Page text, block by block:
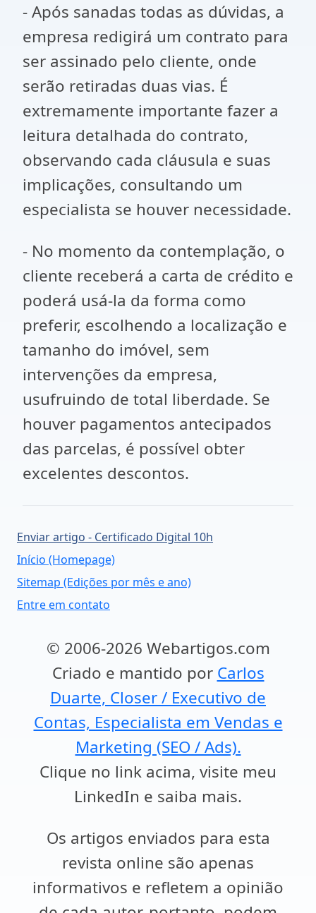
- Após sanadas todas as dúvidas, a
empresa redigirá um contrato para
ser assinado pelo cliente, onde
serão retiradas duas vias. É
extremamente importante fazer a
leitura detalhada do contrato,
observando cada cláusula e suas
implicações, consultando um
especialista se houver necessidade.
- No momento da contemplação, o
cliente receberá a carta de crédito e
poderá usá-la da forma como
preferir, escolhendo a localização e
tamanho do imóvel, sem
intervenções da empresa,
usufruindo de total liberdade. Se
houver pagamentos antecipados
das parcelas, é possível obter
excelentes descontos.
Enviar artigo - Certificado Digital 10h
Início (Homepage)
Sitemap (Edições por mês e ano)
Entre em contato
© 2006-2026 Webartigos.com
Criado e mantido por Carlos
Duarte, Closer / Executivo de
Contas, Especialista em Vendas e
Marketing (SEO / Ads).
Clique no link acima, visite meu
LinkedIn e saiba mais.
Os artigos enviados para esta
revista online são apenas
informativos e refletem a opinião